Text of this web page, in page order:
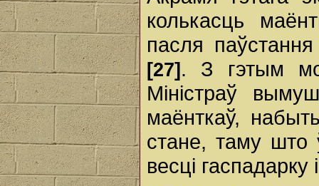
колькасць
пасля
[27] . З гэтым
Міністраў
маёнткаў,
стане, таму што
весці